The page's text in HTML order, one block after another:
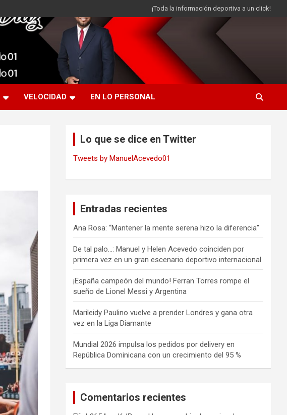
¡Toda la información deportiva a un click!
VELOCIDAD EN LO PERSONAL
Lo que se dice en Twitter
Tweets by ManuelAcevedo01
Entradas recientes
Ana Rosa: “Mantener la mente serena hizo la diferencia”
De tal palo…: Manuel y Helen Acevedo coinciden por
primera vez en un gran escenario deportivo internacional
¡España campeón del mundo! Ferran Torres rompe el
sueño de Lionel Messi y Argentina
Marileidy Paulino vuelve a prender Londres y gana otra
vez en la Liga Diamante
Mundial 2026 impulsa los pedidos por delivery en
República Dominicana con un crecimiento del 95 %
Comentarios recientes